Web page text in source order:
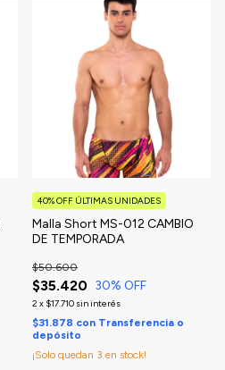
Malla Short MS-012 CAMBIO
DE TEMPORADA
$35.420
$50.600
30% OFF
2 x $17.710 sin interés
40% OFF ÚLTIMAS UNIDADES
$31.878 con Transferencia o
depósito
¡Solo quedan 3 en stock!